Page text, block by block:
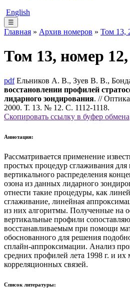
English
☰
Главная » Архив номеров » Том 13,
Том 13, номер
pdf Ельников А. В., Зуев В. В.,
восстановлении профилей
лидарного зондирования. //
2000. Т. 13. № 12. С. 1112-1118.
Скопировать ссылку в буфер обмена
Аннотация:
Рассматривается применение
простых процедур сглаживания для
вертикального распределения
озона из данных лидарного
отнести такие процедуры, как
сглаживание, линейная
из них алгоритмы. Полученные на
вертикальные профили
восстанавливаемым при помощи
обоснованного для решения
сплайн-аппроксимации. Анализ
средних профилей лета 1998 г. и
корреляционных связей.
Список литературы: